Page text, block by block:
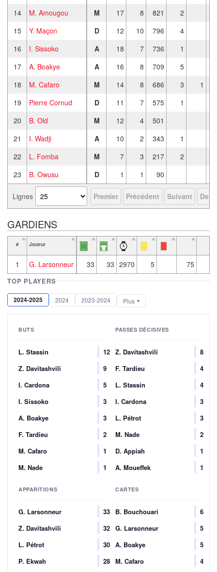
14
M. Amougou M 17 8 821
2
15
Y. Maçon D 12 10 796
4
16
I. Sissoko A 18 7 736
1
17
A. Boakye A 16 8 709
5
18
M. Cafaro M 14 8 686 3
1
19
Pierre Cornud D 11 7 575
1
20
B. Old M 12 4
501
21
I. Wadji A 10 2 343
1
22
L. Fomba M 7 3 217
2
23
B. Owusu D 1 1 90
Lignes Premier Précédent Suivant
GARDIENS
# Joueur
1 G. Larsonneur 33 33 2970 5 75
TOP PLAYERS
2024-2025 2024 2023-2024 Plus
BUTS
L. Stassin
12
Z. Davitashvili
9
I. Cardona
5
I. Sissoko
3
A. Boakye
3
F. Tardieu
2
M. Cafaro
1
M. Nade
1
PASSES DÉCISIVES
Z. Davitashvili
8
F. Tardieu
4
L. Stassin
4
I. Cardona
3
L. Pétrot
3
M. Nade
2
D. Appiah
1
A. Moueffek
1
APPARITIONS
G. Larsonneur
33
Z. Davitashvili
32
L. Pétrot
30
P. Ekwah
28
CARTES
B. Bouchouari
6
G. Larsonneur
5
A. Boakye
5
M. Cafaro
4